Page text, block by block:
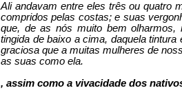
Ali andavam entre eles três ou quatro
compridos pelas costas; e suas
que, de as nós muito bem olharmos,
tingida de baixo a cima, daquela
graciosa que a muitas mulheres de
as suas como ela.
, assim como a vivacidade dos